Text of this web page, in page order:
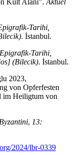
Kült Alanı”.Aktüel
Tarihi,
. İstanbul.
Tarihi,
(Bilecik). İstanbul.
2023,
von Opferfesten
im Heiligtum von
, 13:
2024/lbr-0339